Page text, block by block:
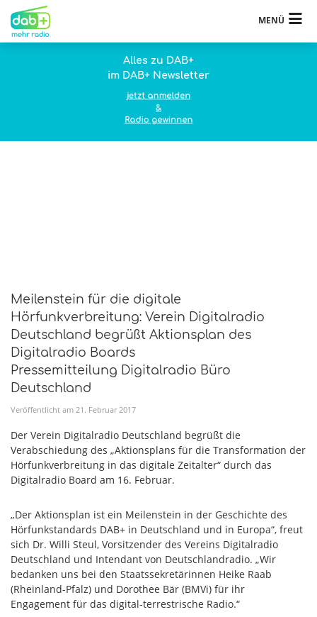
MENÜ
Alles zu DAB+
im DAB+ Newsletter
jetzt anmelden
&
Radio gewinnen
Meilenstein für die digitale
Hörfunkverbreitung: Verein Digitalradio
Deutschland begrüßt Aktionsplan des
Digitalradio Boards
Pressemitteilung Digitalradio Büro
Deutschland
Veröffentlicht am 21 . Februar 2017
Der Verein Digitalradio Deutschland begrüßt die
Verabschiedung des „Aktionsplans für die Transformation der
Hörfunkverbreitung in das digitale Zeitalter“ durch das
Digitalradio Board am 16. Februar.
„Der Aktionsplan ist ein Meilenstein in der Geschichte des
Hörfunkstandards DAB+ in Deutschland und in Europa“, freut
sich Dr. Willi Steul, Vorsitzender des Vereins Digitalradio
Deutschland und Intendant von Deutschlandradio. „Wir
bedanken uns bei den Staatssekretärinnen Heike Raab
(Rheinland-Pfalz) und Dorothee Bär (BMVi) für ihr
Engagement für das digital-terrestrische Radio.“